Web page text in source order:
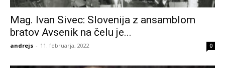
Mag. Ivan Sivec: Slovenija z ansamblom
bratov Avsenik na čelu je...
andrejs - 11. februarja, 2022 0